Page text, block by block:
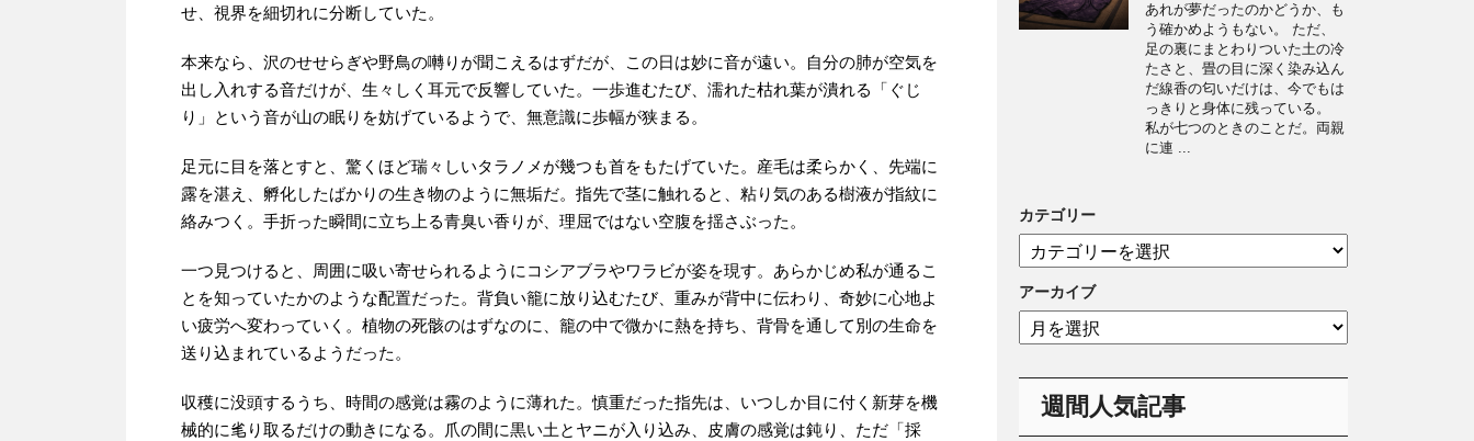
せ、視界を細切れに分断していた。
本来なら、沢のせせらぎや野鳥の囀りが聞こえるはずだが、この日は妙に音が遠い。自分の肺が空気を
出し入れする音だけが、生々しく耳元で反響していた。一歩進むたび、濡れた枯れ葉が潰れる「ぐじ
り」という音が山の眠りを妨げているようで、無意識に歩幅が狭まる。
足元に目を落とすと、驚くほど瑞々しいタラノメが幾つも首をもたげていた。産毛は柔らかく、先端に
露を湛え、孵化したばかりの生き物のように無垢だ。指先で茎に触れると、粘り気のある樹液が指紋に
絡みつく。手折った瞬間に立ち上る青臭い香りが、理屈ではない空腹を揺さぶった。
一つ見つけると、周囲に吸い寄せられるようにコシアブラやワラビが姿を現す。あらかじめ私が通るこ
とを知っていたかのような配置だった。背負い籠に放り込むたび、重みが背中に伝わり、奇妙に心地よ
い疲労へ変わっていく。植物の死骸のはずなのに、籠の中で微かに熱を持ち、背骨を通して別の生命を
送り込まれているようだった。
収穫に没頭するうち、時間の感覚は霧のように薄れた。慎重だった指先は、いつしか目に付く新芽を機
械的に毟り取るだけの動きになる。爪の間に黒い土とヤニが入り込み、皮膚の感覚は鈍り、ただ「採
あれが夢だったのかどうか、も
う確かめようもない。 ただ、
足の裏にまとわりついた土の冷
たさと、畳の目に深く染み込ん
だ線香の匂いだけは、今でもは
っきりと身体に残っている。
私が七つのときのことだ。両親
に連 ...
カテゴリー
テ
ゴ
リ
ー
アーカイブ
ア
ー
週間人気記事